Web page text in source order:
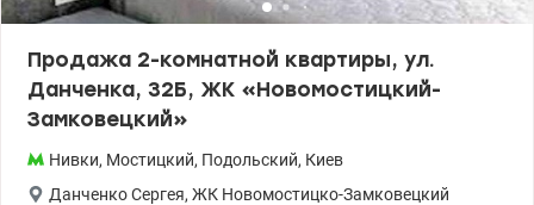
Продажа 2-комнатной квартиры, ул.
Данченка, 32Б, ЖК «Новомостицкий-
Замковецкий»
Нивки, Мостицкий, Подольский, Киев
Данченко Сергея, ЖК Новомостицко-Замковецкий